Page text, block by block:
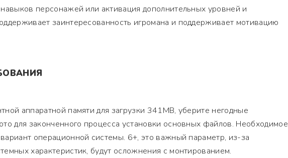
персонажей или активация дополнительных уровней и
заинтересованность игромана и поддерживает мотивацию
аппаратной памяти для загрузки 341MB, уберите негодные
для законченного процесса установки основных файлов. Необходимое
операционной системы. 6+, это важный параметр, из-за
характеристик, будут осложнения с монтированием.